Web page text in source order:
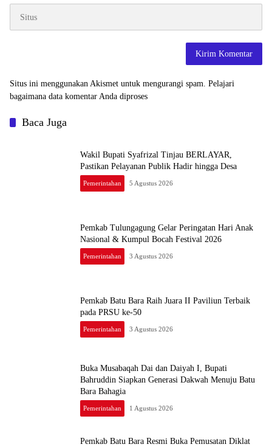
Situs ini menggunakan Akismet untuk mengurangi spam. Pelajari
bagaimana data komentar Anda diproses
Baca Juga
Wakil Bupati Syafrizal Tinjau BERLAYAR,
Pastikan Pelayanan Publik Hadir hingga Desa
Pemerintahan 5 Agustus 2026
Pemkab Tulungagung Gelar Peringatan Hari Anak
Nasional & Kumpul Bocah Festival 2026
Pemerintahan 3 Agustus 2026
Pemkab Batu Bara Raih Juara II Paviliun Terbaik
pada PRSU ke-50
Pemerintahan 3 Agustus 2026
Buka Musabaqah Dai dan Daiyah I, Bupati
Bahruddin Siapkan Generasi Dakwah Menuju Batu
Bara Bahagia
Pemerintahan 1 Agustus 2026
Pemkab Batu Bara Resmi Buka Pemusatan Diklat